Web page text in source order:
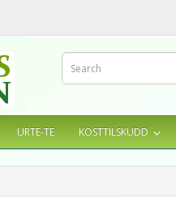
URTE-TE KOSTTILSKUDD